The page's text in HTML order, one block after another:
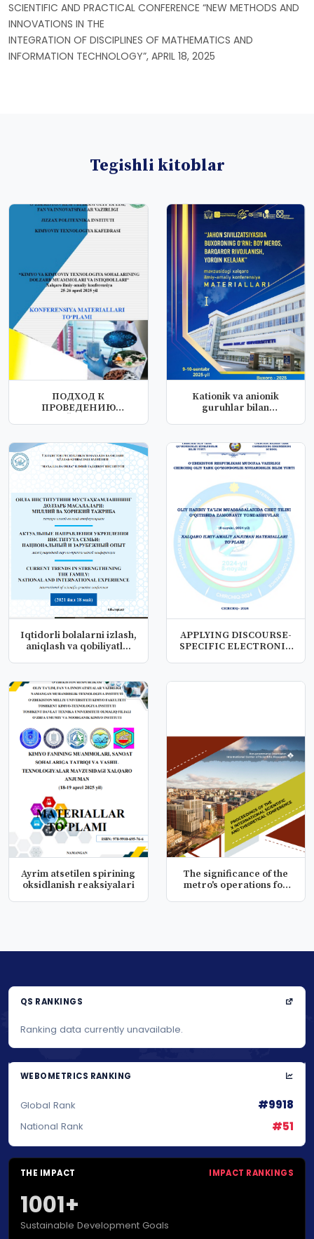
SCIENTIFIC AND PRACTICAL CONFERENCE “NEW METHODS AND
INNOVATIONS IN THE
INTEGRATION OF DISCIPLINES OF MATHEMATICS AND
INFORMATION TECHNOLOGY”, APRIL 18, 2025
Tegishli kitoblar
ПОДХОД К
ПРОВЕДЕНИЮ
Kationik va anionik
guruhlar bilan
Iqtidorli bolalarni izlash,
aniqlash va qobiliyatl...
APPLYING DISCOURSE-
SPECIFIC ELECTRONIC
Ayrim atsetilen spirining
oksidlanish reaksiyalari
The significance of the
metro's operations for
QS RANKINGS
Ranking data currently unavailable.
WEBOMETRICS RANKING
Global Rank #9918
National Rank #51
THE IMPACT IMPACT RANKINGS
1001+
Sustainable Development Goals